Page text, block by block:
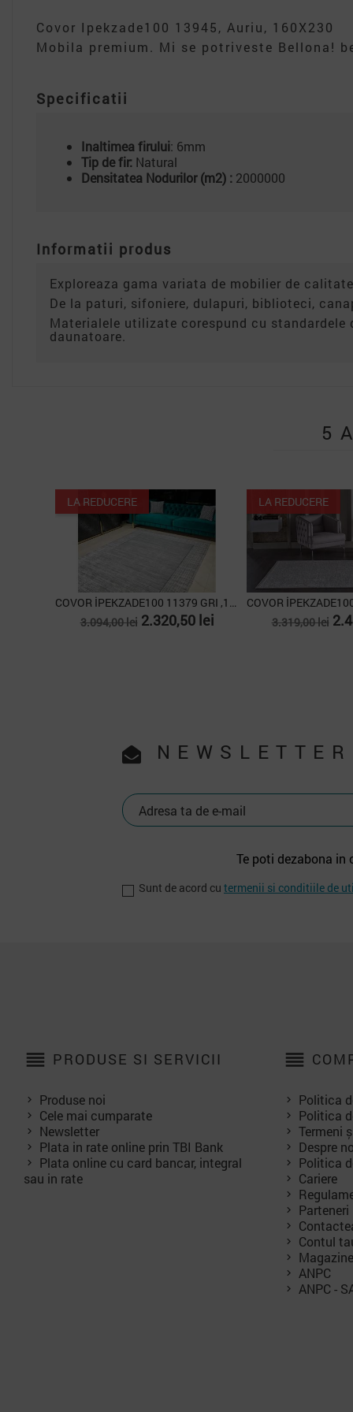
Covor Ipekzade100 13945, Auriu, 160X230
Mobila premium. Mi se potriveste Bellona!
Specificatii
Inaltimea firului: 6mm
Tip de fir: Natural
Densitatea Nodurilor (m2) : 2000000
Informatii produs
Exploreaza gama variata de mobilier de
De la paturi, sifoniere, dulapuri, biblioteci,
Materialele utilizate corespund cu
daunatoare.
5
LA REDUCERE
COVOR İPEKZADE100 11379 GRI ,160X230
Pret
3.094,00 lei Pret
2.320,50 lei
LA REDUCERE
Pret
3.319,00 lei
NEWSLETTER
Te poti dezabona
Sunt de acord cu termenii si conditiile de
reorder PRODUSE SI SERVICII
Produse noi
Cele mai cumparate
Newsletter
Plata in rate online prin TBI Bank
Plata online cu card bancar, integral
sau in rate
reorder
Politica
Politica
Termeni
Despre
Politica
Cariere
Contul
Magazine
ANPC
ANPC -